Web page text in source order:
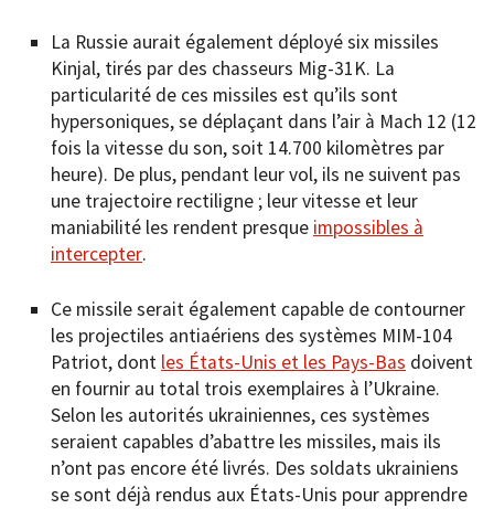
La Russie aurait également déployé six missiles
Kinjal, tirés par des chasseurs Mig-31K. La
particularité de ces missiles est qu’ils sont
hypersoniques, se déplaçant dans l’air à Mach 12 (12
fois la vitesse du son, soit 14.700 kilomètres par
heure). De plus, pendant leur vol, ils ne suivent pas
une trajectoire rectiligne ; leur vitesse et leur
maniabilité les rendent presque impossibles à
intercepter.
Ce missile serait également capable de contourner
les projectiles antiaériens des systèmes MIM-104
Patriot, dont les États-Unis et les Pays-Bas doivent
en fournir au total trois exemplaires à l’Ukraine.
Selon les autorités ukrainiennes, ces systèmes
seraient capables d’abattre les missiles, mais ils
n’ont pas encore été livrés. Des soldats ukrainiens
se sont déjà rendus aux États-Unis pour apprendre